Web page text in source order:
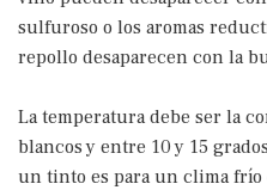
sulfuroso o los aromas
repollo desaparecen con la
La temperatura debe ser la
blancos y entre 10 y 15
un tinto es para un clima frío